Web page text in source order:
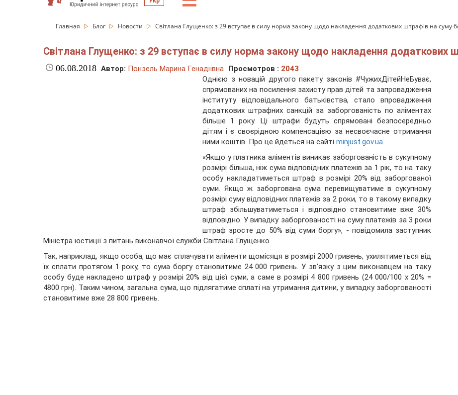
Главная Блог Новости Світлана Глущенко: з 29 вступає в силу норма закону щодо накладення додаткових штрафів на суму
Світлана Глущенко: з 29 вступає в силу норма закону щодо накладення додаткових
06.08.2018 Автор: Понзель Марина Генадіївна Просмотров : 2043
Однією з новацій другого пакету законів #ЧужихДітейНеБуває,
спрямованих на посилення захисту прав дітей та запровадження
інституту відповідального батьківства, стало впровадження
додаткових штрафних санкцій за заборгованість по аліментах
більше 1 року. Ці штрафи будуть спрямовані безпосередньо
дітям і є своєрідною компенсацією за несвоєчасне отримання
ними коштів. Про це йдеться на сайті minjust.gov.ua.
«Якщо у платника аліментів виникає заборгованість в сукупному
розмірі більша, ніж сума відповідних платежів за 1 рік, то на таку
особу накладатиметься штраф в розмірі 20% від заборгованої
суми. Якщо ж заборгована сума перевищуватиме в сукупному
розмірі суму відповідних платежів за 2 роки, то в такому випадку
штраф збільшуватиметься і відповідно становитиме вже 30%
відповідно. У випадку заборгованості на суму платежів за 3 роки
штраф зросте до 50% від суми боргу», - повідомила заступник
Міністра юстиції з питань виконавчої служби Світлана Глущенко.
Так, наприклад, якщо особа, що має сплачувати аліменти щомісяця в розмірі 2000 гривень, ухилятиметься від
їх сплати протягом 1 року, то сума боргу становитиме 24 000 гривень. У зв’язку з цим виконавцем на таку
особу буде накладено штраф у розмірі 20% від цієї суми, а саме в розмірі 4 800 гривень (24 000/100 х 20% =
4800 грн). Таким чином, загальна сума, що підлягатиме сплаті на утримання дитини, у випадку заборгованості
становитиме вже 28 800 гривень.